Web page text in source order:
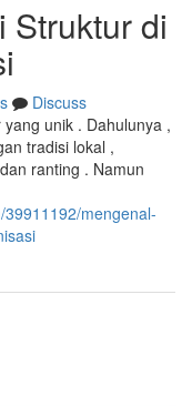
Struktur di
Discuss
unik . Dahulunya ,
tradisi lokal ,
ranting . Namun
mengenal-